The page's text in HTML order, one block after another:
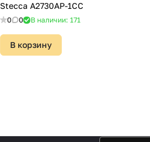
Stecca A2730AP-1CC
0 0 В наличии: 171
В корзину